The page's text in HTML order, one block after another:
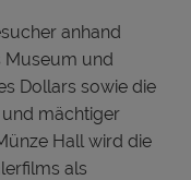
anhand
Museum und
Dollars sowie die
mächtiger
Hall wird die
als